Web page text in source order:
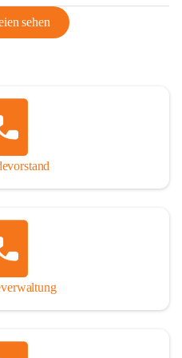
dazu gezwungen,
oft zu nächtlichen
mit dem Anschluss des
Dieser Aufschwung endete
Preissteigerung und
Daher wurde der
begrüßt. Als der Zweite
Stimmung um. Es starben
16 werden vermisst.
zur Gemeinde
mehreren Ortsansässigen
eine eigenständige
im Nordwesten des
sehen